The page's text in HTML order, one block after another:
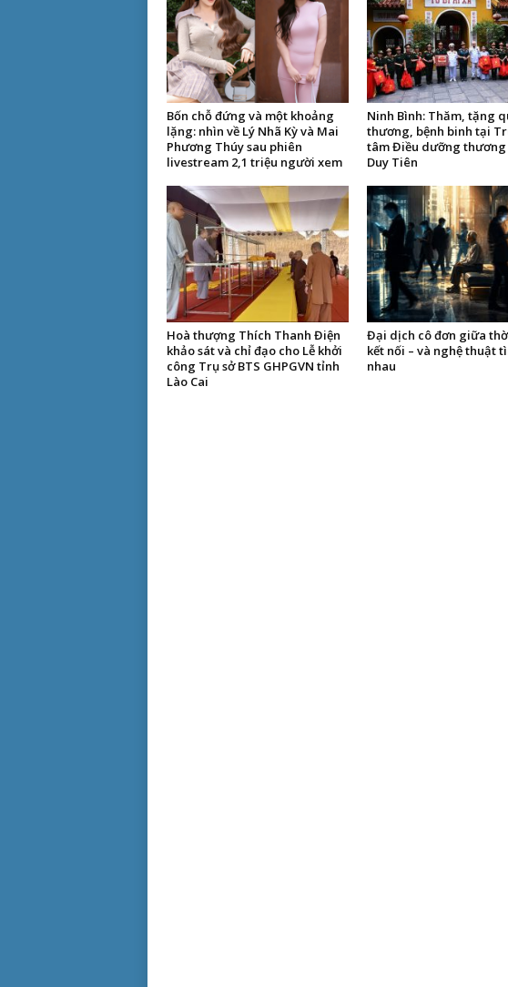
Bốn chỗ đứng và một khoảng
lặng: nhìn về Lý Nhã Kỳ và Mai
Phương Thúy sau phiên
livestream 2,1 triệu người xem
Ninh Bình: Thăm, tặng
thương, bệnh binh tại
tâm Điều dưỡng thương
Duy Tiên
Hoà thượng Thích Thanh Điện
khảo sát và chỉ đạo cho Lễ khởi
công Trụ sở BTS GHPGVN tỉnh
Lào Cai
Đại dịch cô đơn giữa
kết nối – và nghệ thuật
nhau